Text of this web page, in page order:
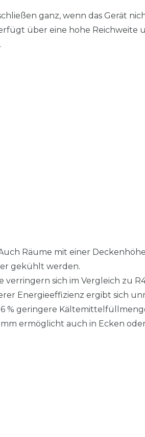
ganz, wenn das Gerät
über eine hohe Reichweite
Räume mit einer
gekühlt werden.
sich im Vergleich zu
Energieeffizienz ergibt sich
% geringere
ermöglicht auch in Ecken